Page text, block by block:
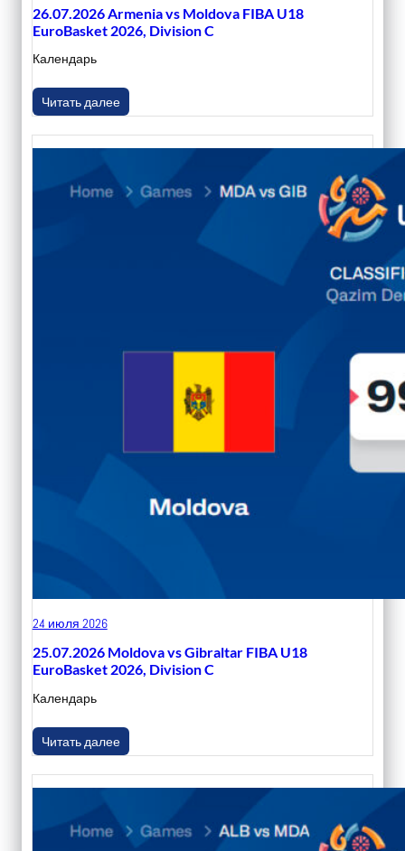
26.07.2026 Armenia vs Moldova FIBA U18
EuroBasket 2026, Division C
Календарь
Читать далее
24 июля 2026
25.07.2026 Moldova vs Gibraltar FIBA U18
EuroBasket 2026, Division C
Календарь
Читать далее